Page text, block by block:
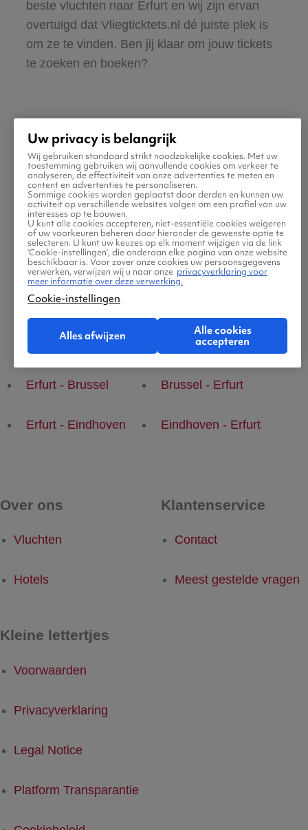
beste vluchten naar Erfurt en wij zijn ervan
overtuigd dat Vliegticktets.nl dé juiste plek is
om ze te vinden. Ben jij klaar om jouw tickets
te zoeken en boeken?
Praktische informatie voor
je vlucht naar Erfurt
Populaire vluchten
Erfurt - Brussel Brussel - Erfurt
Erfurt - Eindhoven Eindhoven - Erfurt
Over ons
Vluchten
Hotels
Klantenservice
Contact
Meest gestelde vragen
Kleine lettertjes
Voorwaarden
Privacyverklaring
Legal Notice
Platform Transparantie
Uw privacy is belangrijk
Wij gebruiken standaard strikt noodzakelijke cookies. Met uw
toestemming gebruiken wij aanvullende cookies om verkeer te
analyseren, de effectiviteit van onze advertenties te meten en
content en advertenties te personaliseren.
Sommige cookies worden geplaatst door derden en kunnen uw
activiteit op verschillende websites volgen om een profiel van uw
interesses op te bouwen.
U kunt alle cookies accepteren, niet-essentiële cookies weigeren
of uw voorkeuren beheren door hieronder de gewenste optie te
selecteren. U kunt uw keuzes op elk moment wijzigen via de link
‘Cookie-instellingen’, die onderaan elke pagina van onze website
beschikbaar is. Voor zover onze cookies uw persoonsgegevens
verwerken, verwijzen wij u naar onze privacyverklaring voor
meer informatie over deze verwerking.
Cookie-instellingen
Alles afwijzen
Alle cookies
accepteren